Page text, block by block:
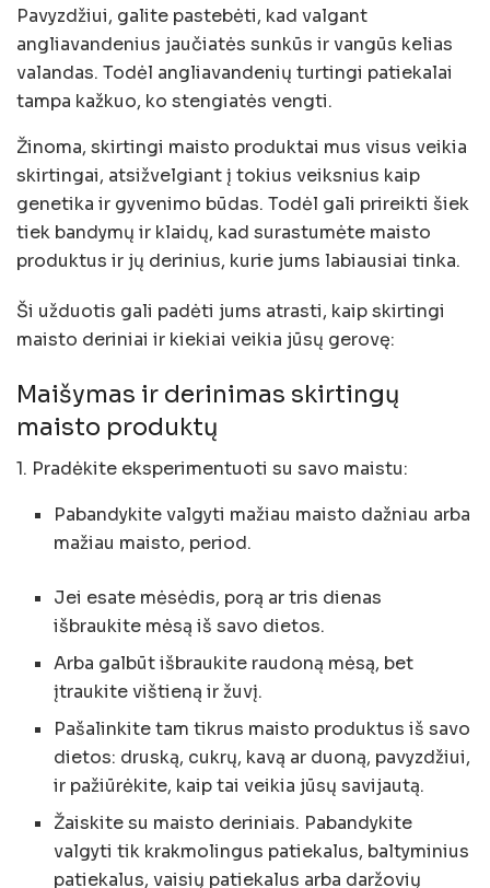
Pavyzdžiui, galite pastebėti, kad valgant
angliavandenius jaučiatės sunkūs ir vangūs kelias
valandas. Todėl angliavandenių turtingi patiekalai
tampa kažkuo, ko stengiatės vengti.
Žinoma, skirtingi maisto produktai mus visus veikia
skirtingai, atsižvelgiant į tokius veiksnius kaip
genetika ir gyvenimo būdas. Todėl gali prireikti šiek
tiek bandymų ir klaidų, kad surastumėte maisto
produktus ir jų derinius, kurie jums labiausiai tinka.
Ši užduotis gali padėti jums atrasti, kaip skirtingi
maisto deriniai ir kiekiai veikia jūsų gerovę:
Maišymas ir derinimas skirtingų
maisto produktų
1. Pradėkite eksperimentuoti su savo maistu:
Pabandykite valgyti mažiau maisto dažniau arba
mažiau maisto, period.
Jei esate mėsėdis, porą ar tris dienas
išbraukite mėsą iš savo dietos.
Arba galbūt išbraukite raudoną mėsą, bet
įtraukite vištieną ir žuvį.
Pašalinkite tam tikrus maisto produktus iš savo
dietos: druską, cukrų, kavą ar duoną, pavyzdžiui,
ir pažiūrėkite, kaip tai veikia jūsų savijautą.
Žaiskite su maisto deriniais. Pabandykite
valgyti tik krakmolingus patiekalus, baltyminius
patiekalus, vaisių patiekalus arba daržovių